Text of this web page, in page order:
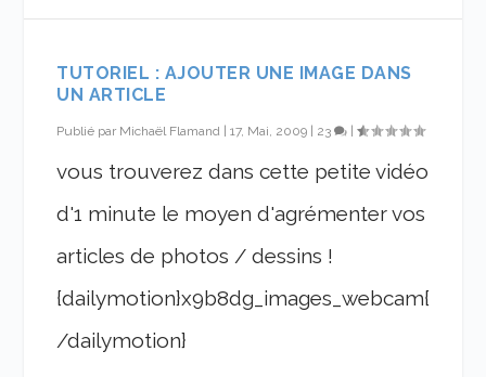
TUTORIEL : AJOUTER UNE IMAGE DANS
UN ARTICLE
Publié par Michaël Flamand |17, Mai, 2009 23 |
vous trouverez dans cette petite vidéo
d'1 minute le moyen d'agrémenter vos
articles de photos / dessins !
{dailymotion}x9b8dg_images_webcam{
/dailymotion}